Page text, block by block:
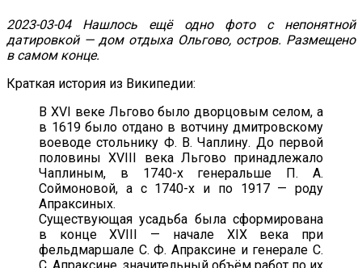
2023-03-04 Нашлось ещё одно фото с непонятной
датировкой — дом отдыха Ольгово, остров. Размещено
в самом конце.
Краткая история из Википедии:
В XVI веке Льгово было дворцовым селом, а
в 1619 было отдано в вотчину дмитровскому
воеводе стольнику Ф. В. Чаплину. До первой
половины XVIII века Льгово принадлежало
Чаплиным, в 1740-х генеральше П. А.
Соймоновой, а с 1740-х и по 1917 — роду
Апраксиных.
Существующая усадьба была сформирована
в конце XVIII — начале XIX века при
фельдмаршале С. Ф. Апраксине и генерале С.